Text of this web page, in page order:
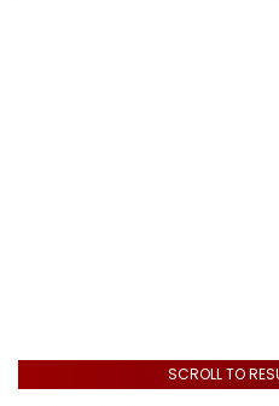
SCROLL TO